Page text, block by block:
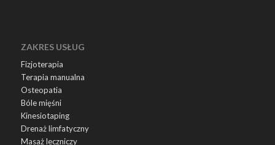
ZAKRES USŁUG
Fizjoterapia
Terapia manualna
Osteopatia
Bóle mięśni
Kinesiotaping
Drenaż limfatyczny
Masaż leczniczy